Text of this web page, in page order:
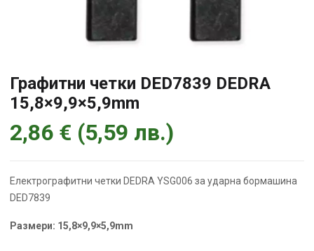
Графитни четки DED7839 DEDRA
15,8×9,9×5,9mm
2,86 € (5,59 лв.)
Електрографитни четки DEDRA YSG006 за ударна бормашина
DED7839
Размери: 15,8×9,9×5,9mm